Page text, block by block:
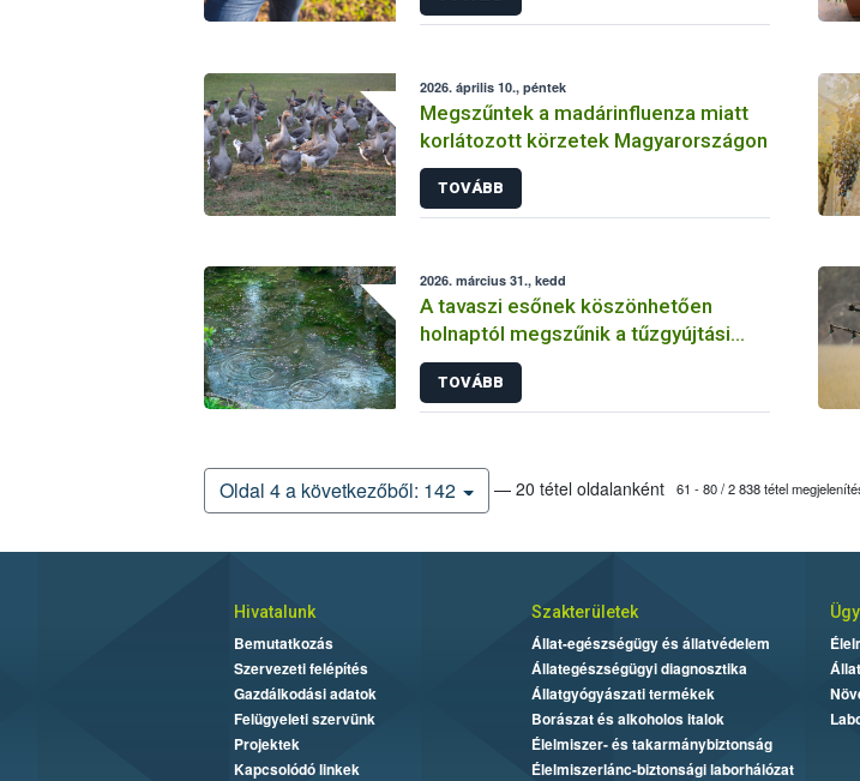
2026. április 10., péntek
Megszűntek a madárinfluenza miatt
korlátozott körzetek Magyarországon
TOVÁBB
2026. március 31., kedd
A tavaszi esőnek köszönhetően
holnaptól megszűnik a tűzgyújtási
tilalom
TOVÁBB
Oldal 4 a következőből: 142 — 20 tétel oldalanként 61 - 80 / 2 838 tétel
Hivatalunk
Bemutatkozás
Szervezeti felépítés
Gazdálkodási adatok
Felügyeleti szervünk
Projektek
Kapcsolódó linkek
Szakterületek
Állat-egészségügy és állatvédelem
Állategészségügyi diagnosztika
Állatgyógyászati termékek
Borászat és alkoholos italok
Élelmiszer- és takarmánybiztonság
Élelmiszerlánc-biztonsági laborhálózat
Állat